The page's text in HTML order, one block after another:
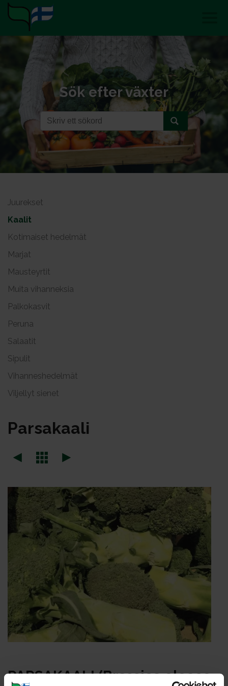
Sök efter växter
Juurekset
Kaalit
Kotimaiset hedelmät
Marjat
Mausteyrtit
Muita vihanneksia
Palkokasvit
Peruna
Salaatit
Sipulit
Vihanneshedelmät
Viljellyt sienet
Par­sa­kaa­li
PAR­SA­KAA­LI (Bras­si­ca olea­ce­